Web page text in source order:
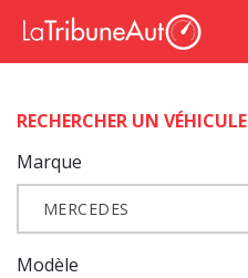
RECHERCHER UN VÉHICULE
Marque
MERCEDES
Modèle